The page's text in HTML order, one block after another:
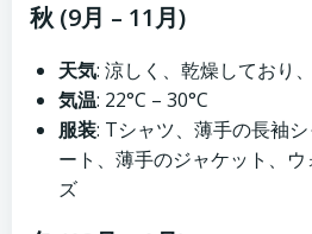
秋 (9月 – 11月)
天気: 涼しく、乾燥しており
気温: 22°C – 30°C
服装: Tシャツ、薄手の長袖
ート、薄手のジャケット、
ズ